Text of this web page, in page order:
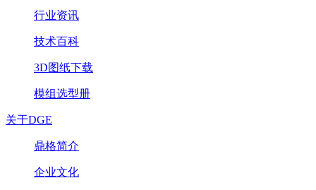
行业资讯
技术百科
3D图纸下载
模组选型册
关于DGE
鼎格简介
企业文化